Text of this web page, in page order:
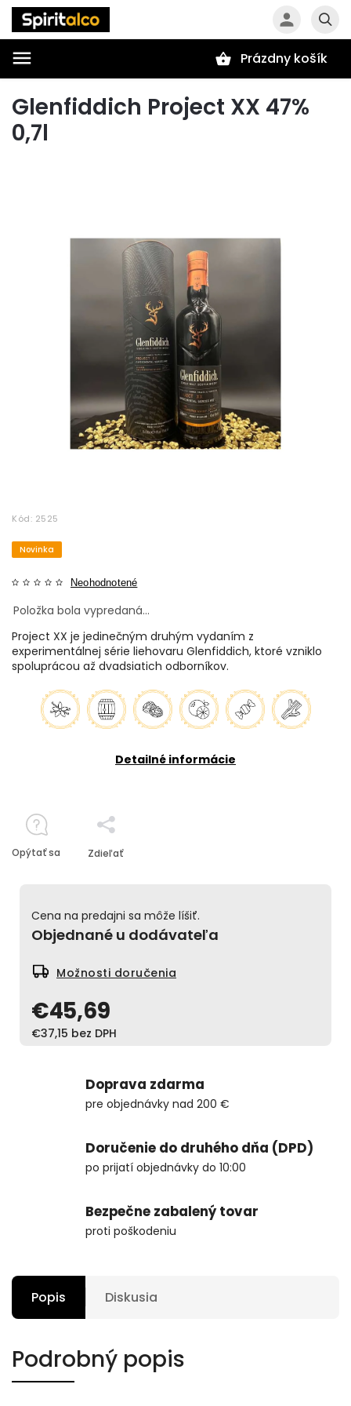
Prázdny košík
Glenfiddich Project XX 47%
0,7l
Kód: 2525
Novinka
Neohodnotené
€45,69
€37,15 bez DPH
Cena na predajni sa môže líšiť.
Objednané u dodávateľa
Možnosti doručenia
Položka bola vypredaná…
Project XX je jedinečným druhým vydaním z
experimentálnej série liehovaru Glenfiddich, ktoré vzniklo
spoluprácou až dvadsiatich odborníkov.
Detailné informácie
Opýtať sa Zdieľať
Doprava zdarma
pre objednávky nad 200 €
Doručenie do druhého dňa (DPD)
po prijatí objednávky do 10:00
Bezpečne zabalený tovar
proti poškodeniu
Popis Diskusia
Podrobný popis